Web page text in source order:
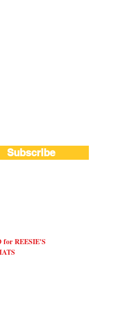
Subscribe
for REESIE'S